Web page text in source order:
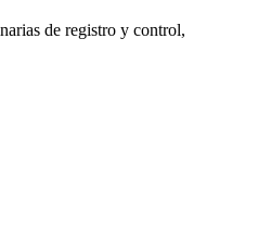
de registro y control,